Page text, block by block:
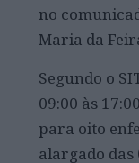
no
Maria da
Segundo o
09:00 às
para oito
alargado das